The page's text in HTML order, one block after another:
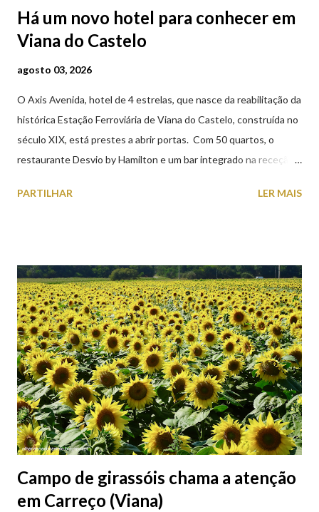
Há um novo hotel para conhecer em
Viana do Castelo
agosto 03, 2026
O Axis Avenida, hotel de 4 estrelas, que nasce da reabilitação da
histórica Estação Ferroviária de Viana do Castelo, construída no
século XIX, está prestes a abrir portas. Com 50 quartos, o
restaurante Desvio by Hamilton e um bar integrado na receção,
peças históricas cedidas pela IP Património que homenageiam a
PARTILHAR LER MAIS
Campo de girassóis chama a atenção
em Carreço (Viana)